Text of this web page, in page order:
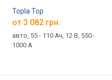
Topla Top
от 3 082 грн.
авто, 55 - 110 Ач, 12 В, 550 -
1000 А